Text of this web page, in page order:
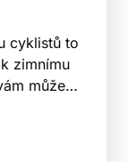
cyklistů to
zimnímu
může…